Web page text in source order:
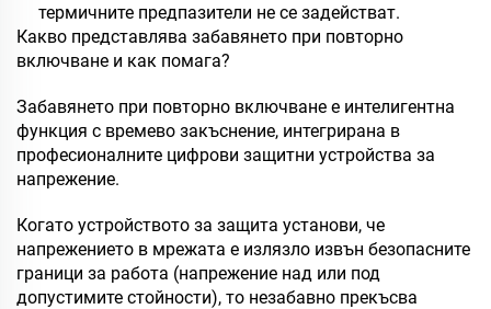
термичните предпазители не се задействат.
Какво представлява забавянето при повторно
включване и как помага?
Забавянето при повторно включване е интелигентна
функция с времево закъснение, интегрирана в
професионалните цифрови защитни устройства за
напрежение.
Когато устройството за защита установи, че
напрежението в мрежата е излязло извън безопасните
граници за работа (напрежение над или под
допустимите стойности), то незабавно прекъсва